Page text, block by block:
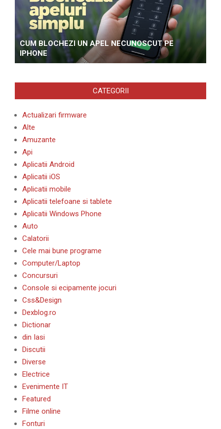
CUM BLOCHEZI UN APEL NECUNOSCUT PE
IPHONE
CATEGORII
Actualizari firmware
Alte
Amuzante
Api
Aplicatii Android
Aplicatii iOS
Aplicatii mobile
Aplicatii telefoane si tablete
Aplicatii Windows Phone
Auto
Calatorii
Cele mai bune programe
Computer/Laptop
Concursuri
Console si ecipamente jocuri
Css&Design
Dexblog.ro
Dictionar
din Iasi
Discutii
Diverse
Electrice
Evenimente IT
Featured
Filme online
Fonturi